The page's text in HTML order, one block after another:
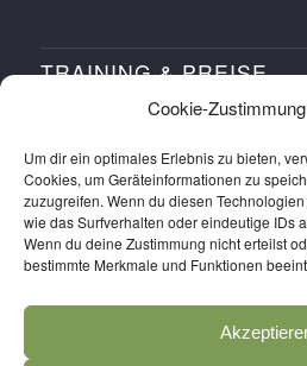
Cookie-
Um dir ein optimales Erlebnis zu bieten,
Cookies, um Geräteinformationen zu
zuzugreifen. Wenn du diesen
wie das Surfverhalten oder eindeutige IDs
Wenn du deine Zustimmung nicht erteilst
bestimmte Merkmale und Funktionen
TRAINING & PREISE
Workshops buchen
Probetraining buchen
Preise
Salva SPORTS APP holen